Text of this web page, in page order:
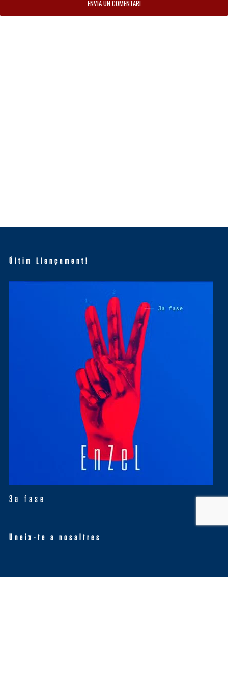
Últim Llançament!
3a fase
Uneix-te a nosaltres